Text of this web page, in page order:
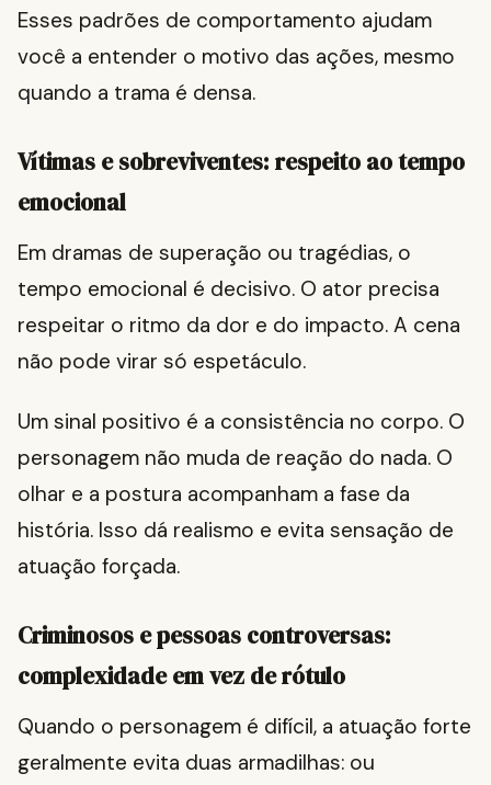
Esses padrões de comportamento ajudam
você a entender o motivo das ações, mesmo
quando a trama é densa.
Vítimas e sobreviventes: respeito ao tempo
emocional
Em dramas de superação ou tragédias, o
tempo emocional é decisivo. O ator precisa
respeitar o ritmo da dor e do impacto. A cena
não pode virar só espetáculo.
Um sinal positivo é a consistência no corpo. O
personagem não muda de reação do nada. O
olhar e a postura acompanham a fase da
história. Isso dá realismo e evita sensação de
atuação forçada.
Criminosos e pessoas controversas:
complexidade em vez de rótulo
Quando o personagem é difícil, a atuação forte
geralmente evita duas armadilhas: ou